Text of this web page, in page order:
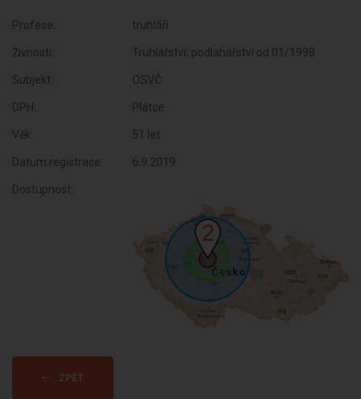
Profese: truhláři
Živnosti: Truhlářství, podlahářství od 01/1998
Subjekt: OSVČ
DPH: Plátce
Věk: 51 let
Datum registrace: 6.9.2019
Dostupnost:
ZPĚT